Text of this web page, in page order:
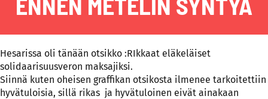
Hesarissa oli tänään otsikko :RIkkaat eläkeläiset
solidaarisuusveron maksajiksi.
Siinnä kuten oheisen graffikan otsikosta ilmenee tarkoitettiin
hyvätuloisia, sillä rikas ja hyvätuloinen eivät ainakaan